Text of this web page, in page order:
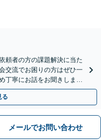
頼者の方の課題解決に当た
交流でお困りの方はぜひ一
丁寧にお話をお聞きしま
る
メールでお問い合わせ